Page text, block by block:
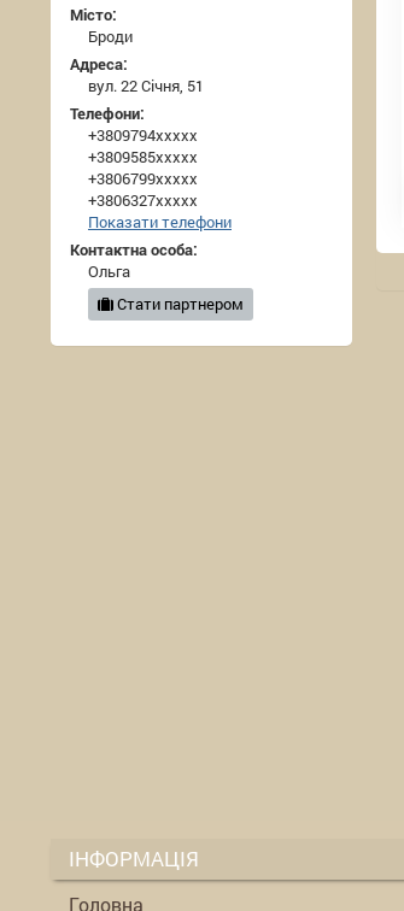
Місто:
Броди
Адреса:
вул. 22 Січня, 51
Телефони:
+3809794xxxxx
+3809585xxxxx
+3806799xxxxx
+3806327xxxxx
Показати телефони
Контактна особа:
Ольга
Стати партнером
ІНФОРМАЦІЯ
Головна